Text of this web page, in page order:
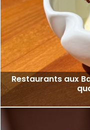
Restaurants aux